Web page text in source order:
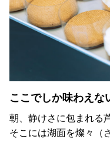
ここでしか味わえな
朝、静けさに包まれる
そこには湖面を燦々（